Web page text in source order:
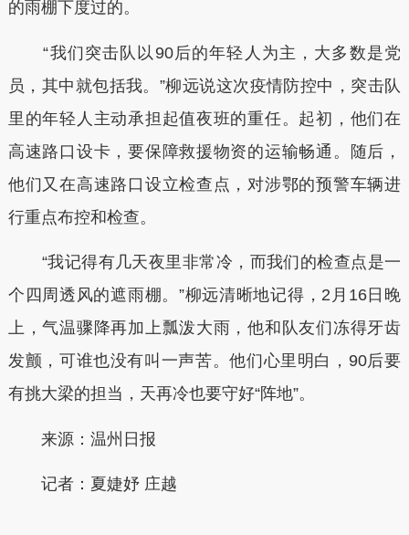
的雨棚下度过的。
“我们突击队以90后的年轻人为主，大多数是党
员，其中就包括我。”柳远说这次疫情防控中，突击队
里的年轻人主动承担起值夜班的重任。起初，他们在
高速路口设卡，要保障救援物资的运输畅通。随后，
他们又在高速路口设立检查点，对涉鄂的预警车辆进
行重点布控和检查。
“我记得有几天夜里非常冷，而我们的检查点是一
个四周透风的遮雨棚。”柳远清晰地记得，2月16日晚
上，气温骤降再加上瓢泼大雨，他和队友们冻得牙齿
发颤，可谁也没有叫一声苦。他们心里明白，90后要
有挑大梁的担当，天再冷也要守好“阵地”。
来源：温州日报
记者：夏婕妤 庄越